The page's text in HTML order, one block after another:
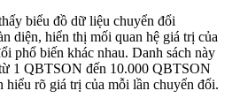
biểu đồ dữ liệu chuyển đổi
diện, hiển thị mối quan hệ giá trị của
phổ biến khác nhau. Danh sách này
1 QBTSON đến 10.000 QBTSON
hiểu rõ giá trị của mỗi lần chuyển đổi.